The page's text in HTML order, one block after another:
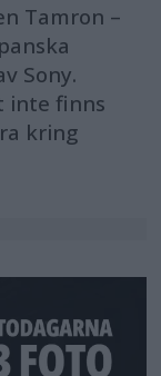
Tamron –
Sony.
inte finns
kring